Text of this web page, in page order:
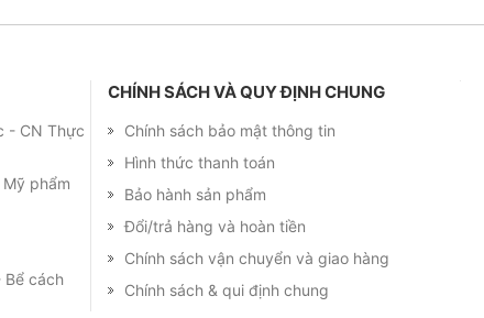
- CN Thực
phẩm
Bể cách
CHÍNH SÁCH VÀ QUY ĐỊNH CHUNG
Chính sách bảo mật thông tin
Hình thức thanh toán
Bảo hành sản phẩm
Đổi/trả hàng và hoàn tiền
Chính sách vận chuyển và giao hàng
Chính sách & qui định chung